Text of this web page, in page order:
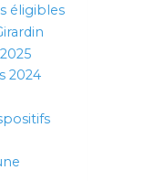
éligibles
2024